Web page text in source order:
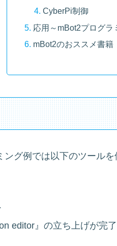
CyberPi制御
応用～mBot2プログラ
mBot2のおススメ書籍
グ例では以下のツールを
editor』の立ち上げが完